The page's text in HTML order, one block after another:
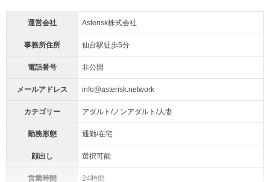
運営会社 Asterisk株式会社
事務所住所 仙台駅徒歩5分
電話番号 非公開
メールアドレス info@asterisk.network
カテゴリー アダルト/ノンアダルト/人妻
勤務形態 通勤/在宅
顔出し 選択可能
営業時間 24時間